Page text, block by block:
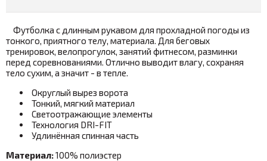
Футболка с длинным рукавом для прохладной погоды из
тонкого, приятного телу, материала. Для беговых
тренировок, велопрогулок, занятий фитнесом, разминки
перед соревнованиями. Отлично выводит влагу, сохраняя
тело сухим, а значит - в тепле.
Округлый вырез ворота
Тонкий, мягкий материал
Светоотражающие элементы
Технология DRI-FIT
Удлинённая спинная часть
Материал:100% полиэстер